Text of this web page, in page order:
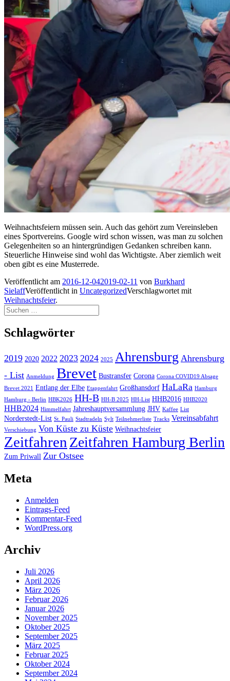
Weihnachtsfeiern müssen sein. Auch das gehört zum Vereinsleben
eines Sportvereins. Google wird schon wissen, was man zu solchen
Gelegenheiten so an hintergründigen Gedanken schreiben kann.
Steuerliche Hinweise sind wohl das Wichtigste. Aber ziemlich weit
oben gibt es eine Musterrede.
Veröffentlicht am 2016-12-042019-02-11 von Burkhard
SielaffVeröffentlicht in UncategorizedVerschlagwortet mit
Weihnachtsfeier.
Suchen
nach:
Schlagwörter
2019 2020 2022 2023 2024 2025 Ahrensburg Ahrensburg
- List Anmeldung Brevet Bustransfer Corona Corona COVID19 Absage
Brevet 2021 Entlang der Elbe Etappenfahrt Großhansdorf HaLaRa Hamburg
Hamburg - Berlin HBK2026 HH-B HH-B 2025 HH-List HHB2016 HHB2020
HHB2024 Himmelfahrt Jahreshauptversammlung JHV Kaffee List
Norderstedt-List St. Pauli Stadtradeln Sylt Teilnehmerliste Tracks Vereinsabfahrt
Verschiebung Von Küste zu Küste Weihnachtsfeier
ZeitfahrenZeitfahren Hamburg Berlin
Zum Priwall Zur Ostsee
Meta
Anmelden
Eintrags-Feed
Kommentar-Feed
WordPress.org
Archiv
Juli 2026
April 2026
März 2026
Februar 2026
Januar 2026
November 2025
Oktober 2025
September 2025
März 2025
Februar 2025
Oktober 2024
September 2024